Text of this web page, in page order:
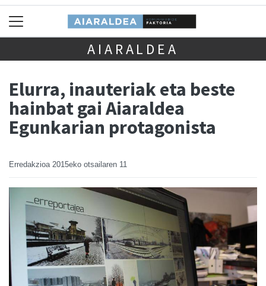
AIARALDEA
Elurra, inauteriak eta beste
hainbat gai Aiaraldea
Egunkarian protagonista
Erredakzioa 2015eko otsailaren 11